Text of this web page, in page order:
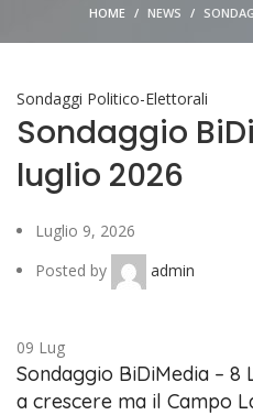
HOME NEWS
Sondaggi Politico-Elettorali
Sondaggio
luglio 2026
Luglio 9, 2026
Posted by
admin
09 Lug
Sondaggio BiDiMedia – 8
a crescere ma il Campo